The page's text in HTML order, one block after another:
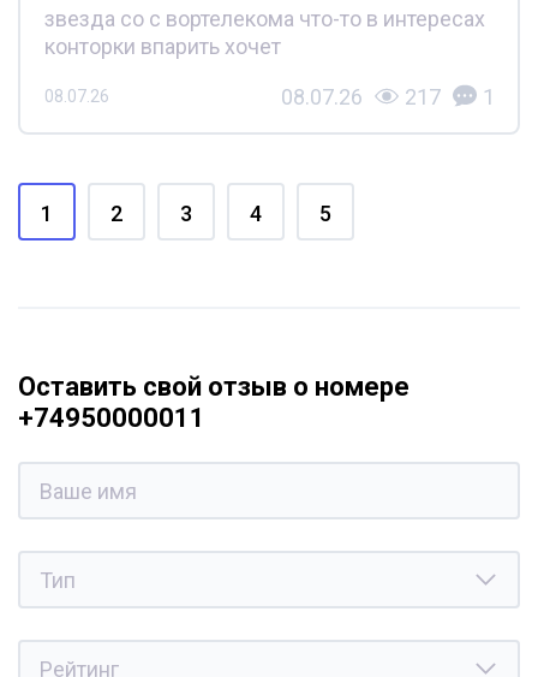
звезда со с вортелекома что-то в интересах
конторки впарить хочет
08.07.26 08.07.26 217 1
1 2 3 4 5
Оставить свой отзыв о номере
+74950000011